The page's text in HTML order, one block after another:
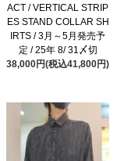
ACT / VERTICAL STRIP
ES STAND COLLAR SH
IRTS / 3月～5月発売予
定 / 25年 8/ 31〆切
38,000円(税込41,800円)